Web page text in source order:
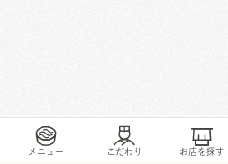
メニュー こだわり お店を探す
トップ / お店・ サービス / 静岡市